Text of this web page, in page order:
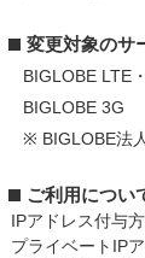
変更対象のサ
BIGLOBE LTE
BIGLOBE 3G
※ BIGLOBE法
ご利用につい
IPアドレス付与
プライベートIP